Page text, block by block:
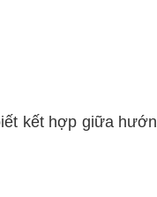
kết hợp giữa